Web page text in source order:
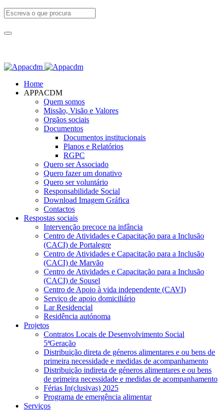
Home
APPACDM
Quem somos
Missão, Visão e Valores
Orgãos sociais
Documentos
Documentos institucionais
Planos e Relatórios
RGPC
Quero ser Associado
Quero fazer um donativo
Quero ser voluntário
Responsabilidade Social
Download Imagem Gráfica
Contactos
Respostas sociais
Intervenção precoce na infância
Centro de Atividades e Capacitação para a Inclusão
(CACI) de Portalegre
Centro de Atividades e Capacitação para a Inclusão
(CACI) de Marvão
Centro de Atividades e Capacitação para a Inclusão
(CACI) de Sousel
Centro de Apoio à vida independente (CAVI)
Serviço de apoio domiciliário
Lar Residencial
Residência autónoma
Projetos
Contratos Locais de Desenvolvimento Social
5ªGeração
Distribuição direta de géneros alimentares e ou bens de
primeira necessidade e medidas de acompanhamento
Distribuição indireta de géneros alimentares e ou bens
de primeira necessidade e medidas de acompanhamento
Férias In(clusivas) 2025
Programa de emergência alimentar
Serviços